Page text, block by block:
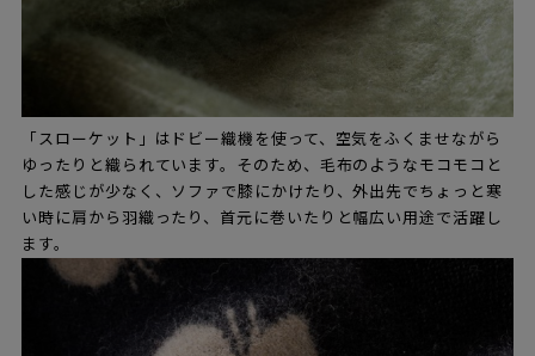
「スローケット」はドビー織機を使って、空気をふくませながら
ゆったりと織られています。そのため、毛布のようなモコモコと
した感じが少なく、ソファで膝にかけたり、外出先でちょっと寒
い時に肩から羽織ったり、首元に巻いたりと幅広い用途で活躍し
ます。